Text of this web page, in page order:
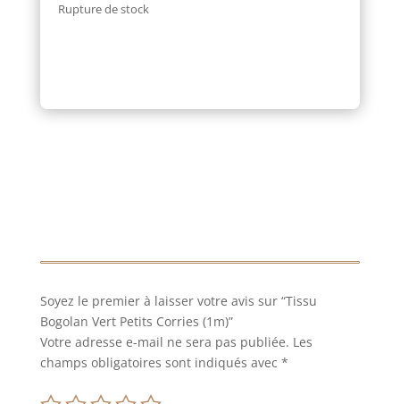
Rupture de stock
Soyez le premier à laisser votre avis sur “Tissu
Bogolan Vert Petits Corries (1m)”
Votre adresse e-mail ne sera pas publiée. Les
champs obligatoires sont indiqués avec *